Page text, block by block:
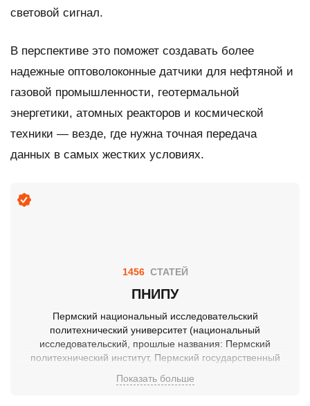
световой сигнал.
В перспективе это поможет создавать более
надежные оптоволоконные датчики для нефтяной и
газовой промышленности, геотермальной
энергетики, атомных реакторов и космической
техники — везде, где нужна точная передача
данных в самых жестких условиях.
ПНИПУ
1456 СТАТЕЙ
Пермский национальный исследовательский
политехнический университет (национальный
исследовательский, прошлые названия: Пермский
политехнический институт, Пермский государственный
Федерации. Основан в 1960 году как Пермский
Показать больше